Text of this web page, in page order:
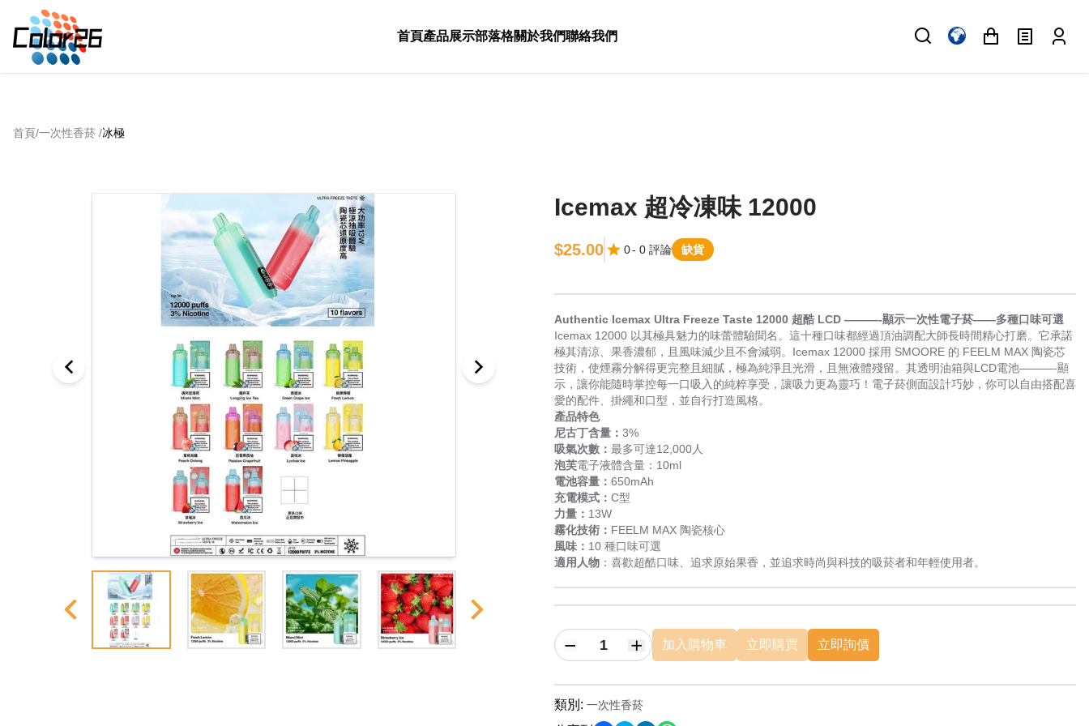
首頁產品展示部落格關於我們聯絡我們
首頁/一次性香菸 /冰極
Icemax 超冷凍味 12000
$25.00 0- 0 評論 缺貨
Authentic Icemax Ultra Freeze Taste 12000 超酷 LCD ———-顯示一次性電子菸——多種口味可選
Icemax 12000 以其極具魅力的味蕾體驗聞名。這十種口味都經過頂油調配大師長時間精心打磨。它承諾
極其清涼、果香濃郁，且風味減少且不會減弱。Icemax 12000 採用 SMOORE 的 FEELM MAX 陶瓷芯
技術，使煙霧分解得更完整且細膩，極為純淨且光滑，且無液體殘留。其透明油箱與LCD電池———-顯
示，讓你能隨時掌控每一口吸入的純粹享受，讓吸力更為靈巧！電子菸側面設計巧妙，你可以自由搭配喜
愛的配件、掛繩和口型，並自行打造風格。
產品特色
尼古丁含量： 3%
吸氣次數： 最多可達12,000人
泡芙電子液體含量：10ml
電池容量： 650mAh
充電模式： C型
力量： 13W
霧化技術： FEELM MAX 陶瓷核心
風味： 10 種口味可選
適用人物 ：喜歡超酷口味、追求原始果香，並追求時尚與科技的吸菸者和年輕使用者。
加入購物車 立即購買 立即詢價
類別 : 一次性香菸